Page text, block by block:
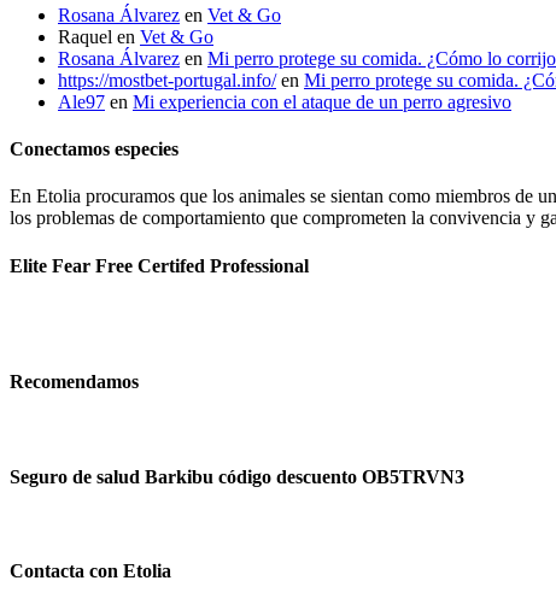
Rosana Álvarez en Vet & Go
Raquel en Vet & Go
Rosana Álvarez en Mi perro protege su comida. ¿Cómo lo
https://mostbet-portugal.info/en Mi perro protege su comida.
Ale97 en Mi experiencia con el ataque de un perro agresivo
Conectamos especies
En Etolia procuramos que los animales se sientan como miembros de
los problemas de comportamiento que comprometen la convivencia y
Elite Fear Free Certifed Professional
Recomendamos
Seguro de salud Barkibu código descuento OB5TRVN3
Contacta con Etolia